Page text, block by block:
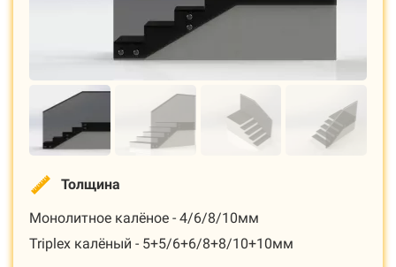
Толщина
Монолитное калёное - 4/6/8/10мм
Triplex калёный - 5+5/6+6/8+8/10+10мм